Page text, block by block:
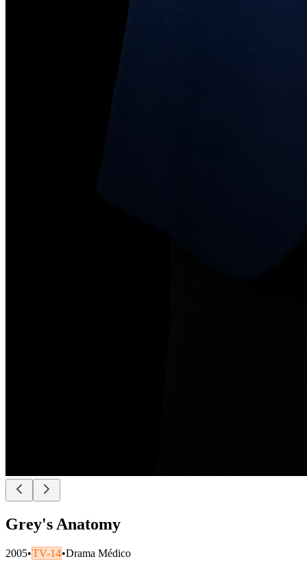
Grey's Anatomy
2005•TV-14•Drama Médico